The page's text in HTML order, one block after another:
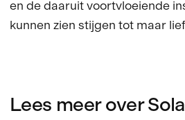
en de daaruit voortvloeiende
kunnen zien stijgen tot maar
Lees meer over